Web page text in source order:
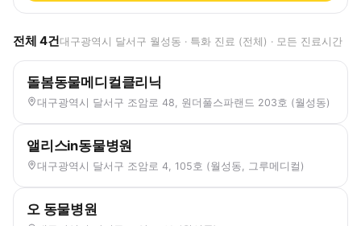
전체 4건대구광역시 달서구 월성동 · 특화 진료 (전체) · 모든 진료시간
돌봄동물메디컬클리닉
대구광역시 달서구 조암로 48, 원더풀스파랜드 203호 (월성동)
앨리스in동물병원
대구광역시 달서구 조암로 4, 105호 (월성동, 그루메디컬)
오 동물병원